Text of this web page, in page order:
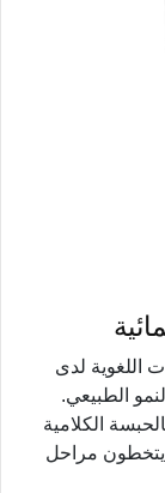
اللغوية لدى
الطبيعي.
الكلامية
يتخطون مراحل